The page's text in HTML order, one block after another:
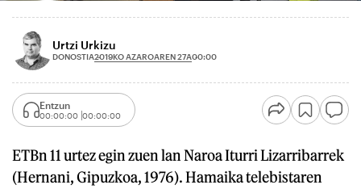
Urtzi Urkizu
DONOSTIA2019KO AZAROAREN 27A00:00
Entzun
00:00:00 00:00:00
ETBn 11 urtez egin zuen lan Naroa Iturri Lizarribarrek
(Hernani, Gipuzkoa, 1976). Hamaika telebistaren